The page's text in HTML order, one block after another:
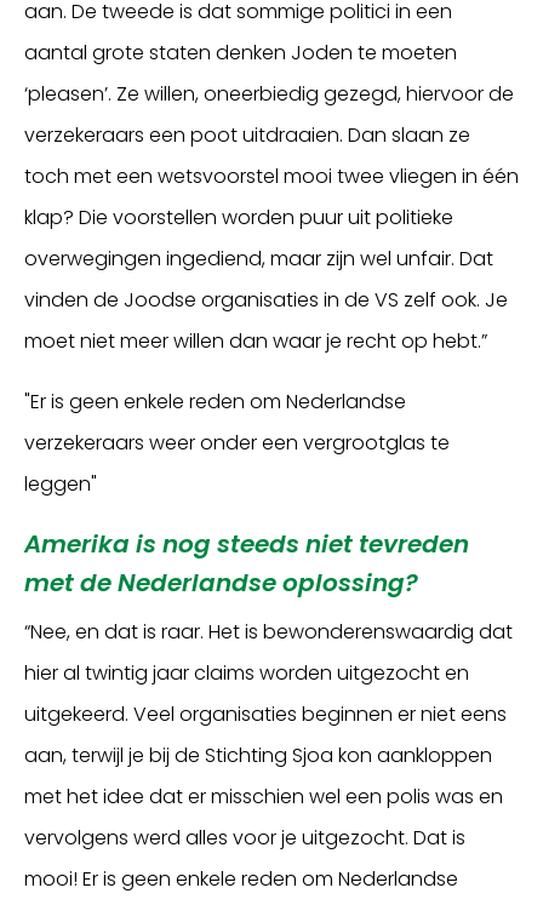
aan. De tweede is dat sommige politici in een
aantal grote staten denken Joden te moeten
‘pleasen’. Ze willen, oneerbiedig gezegd, hiervoor de
verzekeraars een poot uitdraaien. Dan slaan ze
toch met een wetsvoorstel mooi twee vliegen in één
klap? Die voorstellen worden puur uit politieke
overwegingen ingediend, maar zijn wel unfair. Dat
vinden de Joodse organisaties in de VS zelf ook. Je
moet niet meer willen dan waar je recht op hebt.”
"Er is geen enkele reden om Nederlandse
verzekeraars weer onder een vergrootglas te
leggen"
Amerika is nog steeds niet tevreden
met de Nederlandse oplossing?
“Nee, en dat is raar. Het is bewonderenswaardig dat
hier al twintig jaar claims worden uitgezocht en
uitgekeerd. Veel organisaties beginnen er niet eens
aan, terwijl je bij de Stichting Sjoa kon aankloppen
met het idee dat er misschien wel een polis was en
vervolgens werd alles voor je uitgezocht. Dat is
mooi! Er is geen enkele reden om Nederlandse